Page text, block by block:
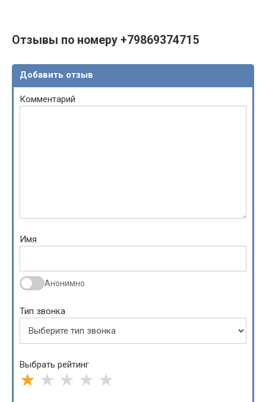
Отзывы по номеру +79869374715
Добавить отзыв
Комментарий
Имя
Анонимно
Тип звонка
Выбрать рейтинг
★ ★ ★ ★ ★